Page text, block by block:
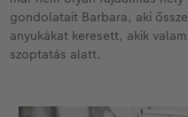
gondolatait Barbara, aki
anyukákat keresett, akik
szoptatás alatt.